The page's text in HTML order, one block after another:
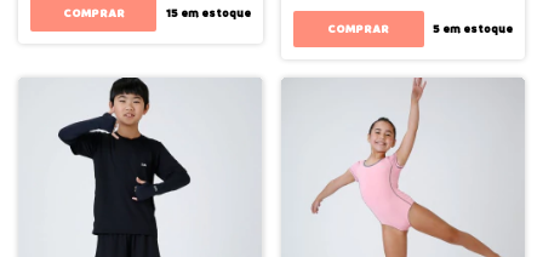
COMPRAR 15em estoque
COMPRAR 5 em estoque